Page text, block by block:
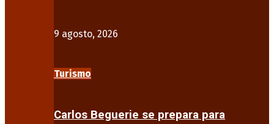
9 agosto, 2026
Turismo
Carlos Beguerie se prepara para